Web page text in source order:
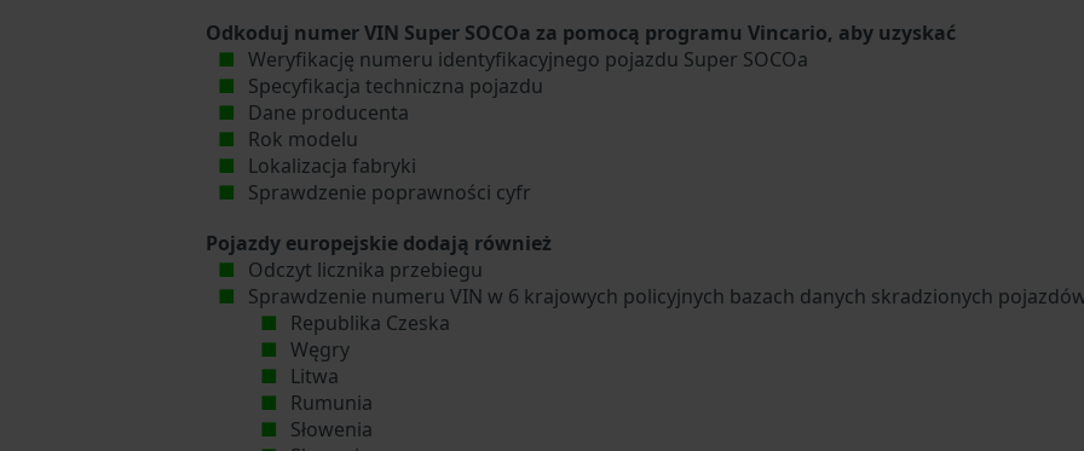
Odkoduj numer VIN Super SOCOa za pomocą programu Vincario, aby uzyskać
Weryfikację numeru identyfikacyjnego pojazdu Super SOCOa
Specyfikacja techniczna pojazdu
Dane producenta
Rok modelu
Lokalizacja fabryki
Sprawdzenie poprawności cyfr
Pojazdy europejskie dodają również
Odczyt licznika przebiegu
Sprawdzenie numeru VIN w 6 krajowych policyjnych bazach danych skradzionych
Republika Czeska
Węgry
Litwa
Rumunia
Słowenia